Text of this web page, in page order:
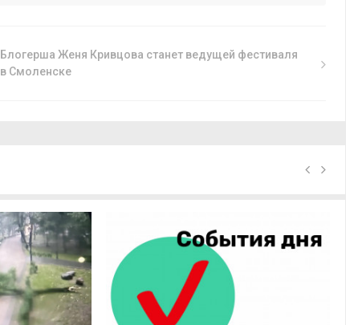
Блогерша Женя Кривцова станет ведущей фестиваля
в Смоленске